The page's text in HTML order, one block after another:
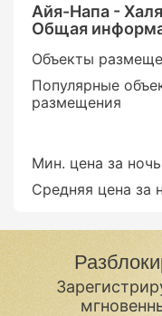
Айя-Напа -
Общая
Объекты
Популярные
размещения
Мин. цена за ночь
Средняя цена за